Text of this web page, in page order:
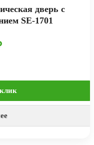
дверь с
SE-1701